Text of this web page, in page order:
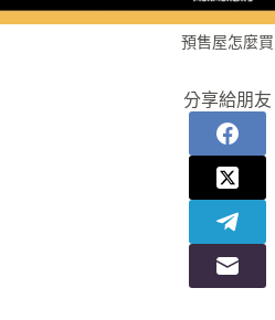
預售屋怎麼買
分享給朋友